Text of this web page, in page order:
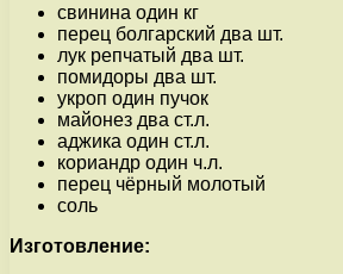
свинина один кг
перец болгарский два шт.
лук репчатый два шт.
помидоры два шт.
укроп один пучок
майонез два ст.л.
аджика один ст.л.
кориандр один ч.л.
перец чёрный молотый
соль
Изготовление: